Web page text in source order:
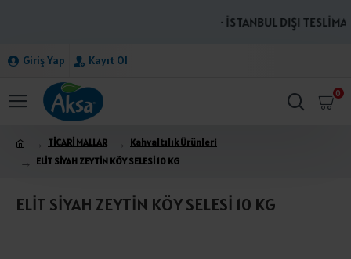
· İSTANBUL DIŞI
Giriş Yap Kayıt Ol
0
TİCARİ MALLAR
Kahvaltılık Ürünleri
ELİT SİYAH ZEYTİN KÖY SELESİ 10 KG
ELİT SİYAH ZEYTİN KÖY SELESİ 10 KG